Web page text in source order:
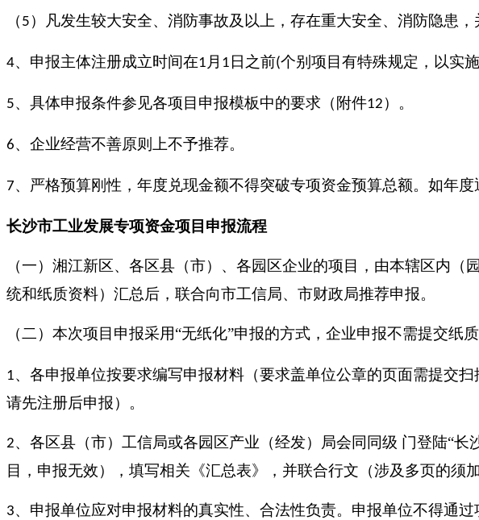
（ 5 ）凡发生较大安全、消防事故及以上，存在重大安全、消防隐患
4、申报主体注册成立时间在1 月 1 日之前(个别项目有特殊规定，以实
5、具体申报条件参见各项目申报模板中的要求（附件12 ）。
6、企业经营不善原则上不予推荐。
7、严格预算刚性，年度兑现金额不得突破专项资金预算总额。如年
长沙市工业发展专项资金项目 申报流程
（一）湘江新区、各区县（市）、各园区企业的项目，由本辖区内
统和纸质资料）汇总后，联合向市工信局、市财政局推荐申报。
（二）本次项目申报采用“无纸化”申报的方式，企业申报不需提交纸
1、各申报单位按要求编写申报材料（要求盖单位公章的页面需提交
请先注册后申报）。
2、各区县（市）工信局或各园区产业（经发）局会同同级 门登陆“长
目，申报无效），填写相关《汇总表》，并联合行文（涉及多页的须
3、申报单位应对申报材料的真实性、合法性负责。申报单位不得通